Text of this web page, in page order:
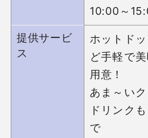
10:00～
提供サービ
ス
ホットド
ど手軽で
用意！
あま～い
ドリンク
で